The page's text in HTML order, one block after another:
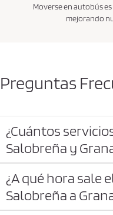
Moverse en autobús
mejorando
Preguntas
¿Cuántos
Salobreña y
¿A qué hora sale
Salobreña a